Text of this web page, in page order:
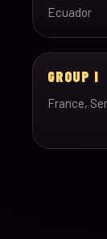
Ecuador
GROUP I
France,